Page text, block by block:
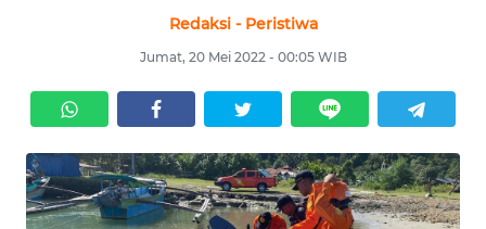
Redaksi - Peristiwa
Jumat, 20 Mei 2022 - 00:05 WIB
SERBA-
SERBI
HUKRIM